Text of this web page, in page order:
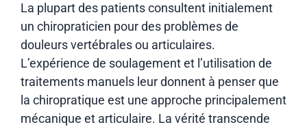
La plupart des patients consultent initialement
un chiropraticien pour des problèmes de
douleurs vertébrales ou articulaires.
L’expérience de soulagement et l’utilisation de
traitements manuels leur donnent à penser que
la chiropratique est une approche principalement
mécanique et articulaire. La vérité transcende